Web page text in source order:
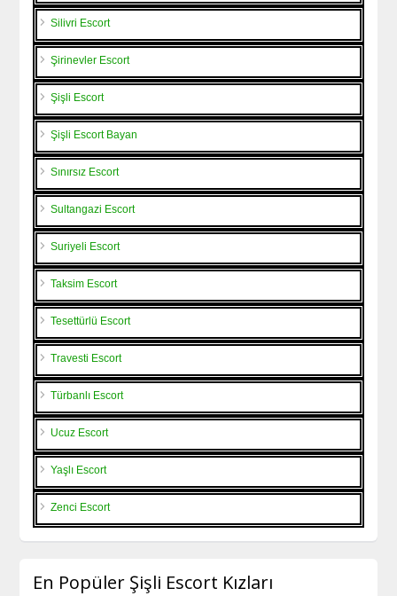
Silivri Escort
Şirinevler Escort
Şişli Escort
Şişli Escort Bayan
Sınırsız Escort
Sultangazi Escort
Suriyeli Escort
Taksim Escort
Tesettürlü Escort
Travesti Escort
Türbanlı Escort
Ucuz Escort
Yaşlı Escort
Zenci Escort
En Popüler Şişli Escort Kızları